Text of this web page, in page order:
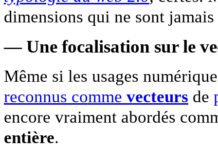
dimensions qui ne sont
— Une focalisation sur le
Même si les usages
reconnus comme vecteurs de
encore vraiment abordés
entière.